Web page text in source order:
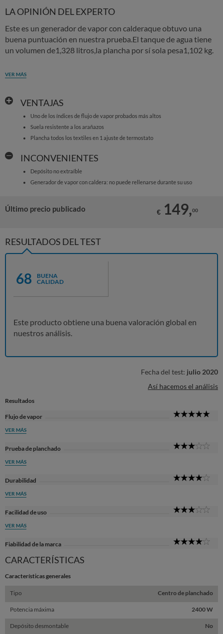
LA OPINIÓN DEL EXPERTO
Este es un generador de vapor con calderaque obtuvo una
buena puntuación en nuestra prueba.El tanque de agua tiene
un volumen de1,328 litros,la plancha por sí sola pesa1,102 kg.
VER MÁS
VENTAJAS
Uno de los índices de flujo de vapor probados más altos
Suela resistente a los arañazos
Plancha todos los textiles en 1 ajuste de termostato
INCONVENIENTES
Depósito no extraíble
Generador de vapor con caldera: no puede rellenarse durante su uso
Último precio publicado € 149,00
RESULTADOS DEL TEST
68
BUENA
CALIDAD
Este producto obtiene una buena valoración global en
nuestros análisis.
Fecha del test: julio 2020
Así hacemos el análisis
Resultados
Flujo de vapor
VER MÁS
Prueba de planchado
VER MÁS
Durabilidad
VER MÁS
Facilidad de uso
VER MÁS
Fiabilidad de la marca
CARACTERÍSTICAS
Características generales
Tipo Centro de planchado
Potencia máxima 2400 W
Depósito desmontable No